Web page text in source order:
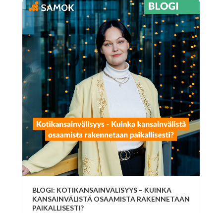
BLOGI: KOTIKANSAINVÄLISYYS – KUINKA
KANSAINVÄLISTÄ OSAAMISTA RAKENNETAAN
PAIKALLISESTI?